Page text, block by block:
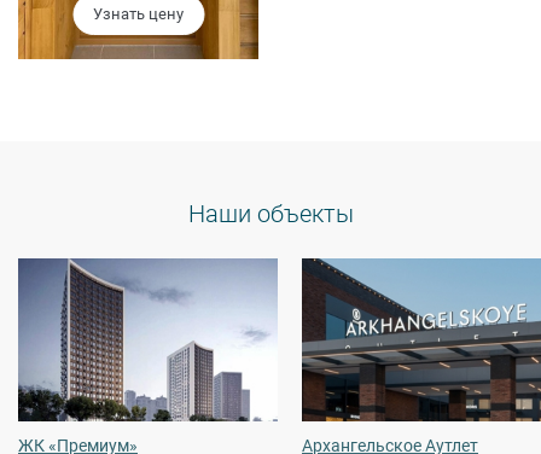
Узнать цену
Наши объекты
ЖК «Премиум» Архангельское Аутлет